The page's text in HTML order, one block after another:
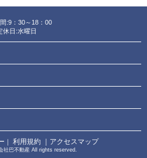
:9：30～18：00
休日:水曜日
利用規約 ｜アクセスマップ
社巴不動産 All rights reserved.